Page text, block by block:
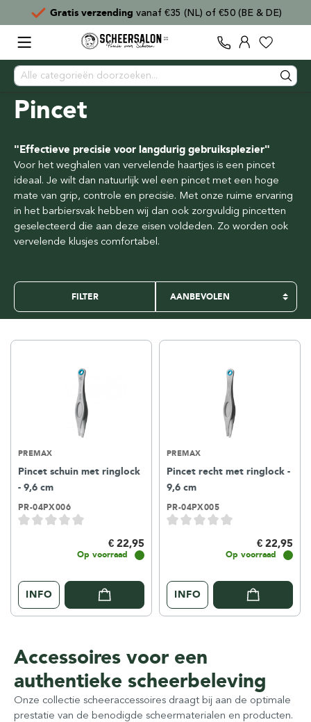
Gratis verzending vanaf €35 (NL) of €50 (BE & DE)
Pincet
"Effectieve precisie voor langdurig gebruiksplezier"
Voor het weghalen van vervelende haartjes is een pincet
ideaal. Je wilt dan natuurlijk wel een pincet met een hoge
mate van grip, controle en precisie. Met onze ruime ervaring
in het barbiersvak hebben wij dan ook zorgvuldig pincetten
geselecteerd die aan deze eisen voldeden. Zo worden ook
vervelende klusjes comfortabel.
FILTER
PREMAX
Pincet schuin met ringlock
- 9,6 cm
PR-04PX006
€ 22,95
Op voorraad
INFO
PREMAX
Pincet recht met ringlock -
9,6 cm
PR-04PX005
€ 22,95
Op voorraad
INFO
Accessoires voor een
authentieke scheerbeleving
Onze collectie scheeraccessoires draagt bij aan de optimale
prestatie van de benodigde scheermaterialen en producten.